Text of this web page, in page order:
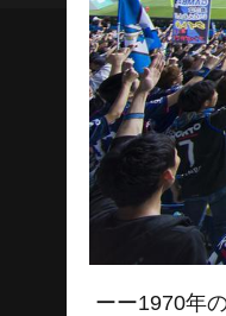
ーー1970年